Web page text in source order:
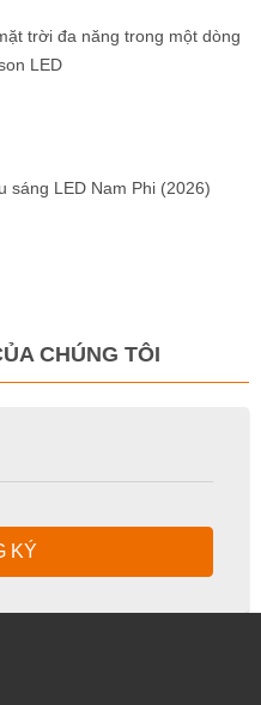
trời đa năng trong một dòng
LED
sáng LED Nam Phi (2026)
CHÚNG TÔI
KÝ